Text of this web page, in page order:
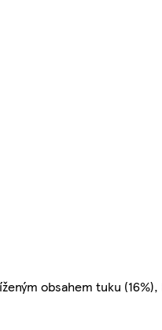
obsahem tuku